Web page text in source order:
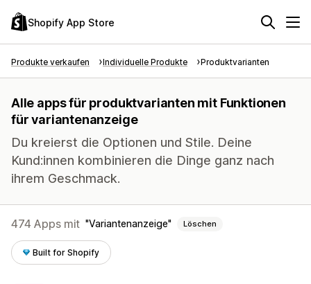
Shopify App Store
Produkte verkaufen Individuelle Produkte Produktvarianten
Alle apps für produktvarianten mit Funktionen
für variantenanzeige
Du kreierst die Optionen und Stile. Deine
Kund:innen kombinieren die Dinge ganz nach
ihrem Geschmack.
474 Apps mit Variantenanzeige Löschen
Built for Shopify